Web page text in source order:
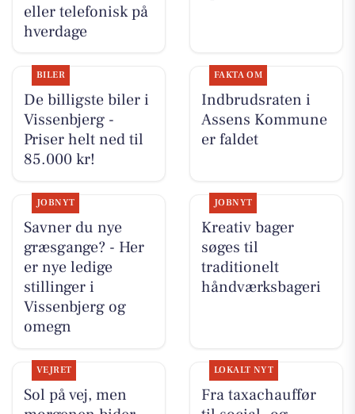
eller telefonisk på
hverdage
BILER
De billigste biler i
Vissenbjerg -
Priser helt ned til
85.000 kr!
FAKTA OM
Indbrudsraten i
Assens Kommune
er faldet
JOBNYT
Savner du nye
græsgange? - Her
er nye ledige
stillinger i
Vissenbjerg og
omegn
JOBNYT
Kreativ bager
søges til
traditionelt
håndværksbageri
VEJRET
Sol på vej, men
LOKALT NYT
Fra taxachauffør